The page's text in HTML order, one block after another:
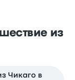
из
Чикаго в